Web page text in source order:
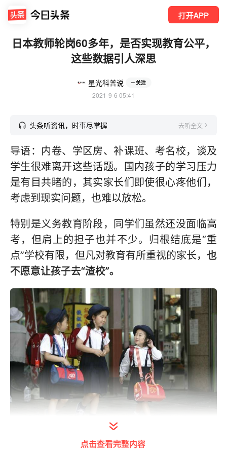
打开APP
日本教师轮岗60多年，是否实现教育公平，
这些数据引人深思
星光科普说 关注
2021-9-6 05:41
头条听资讯，时事尽掌握 去听全文
导语：内卷、学区房、补课班、考名校，谈及
学生很难离开这些话题。国内孩子的学习压力
是有目共睹的，其实家长们即使很心疼他们，
考虑到现实问题，也难以放松。
特别是义务教育阶段，同学们虽然还没面临高
考，但肩上的担子也并不少。归根结底是“重
点”学校有限，但凡对教育有所重视的家长， 也
不愿意让孩子去“渣校”。
打开今日头条查看图片详情
点击查看完整内容